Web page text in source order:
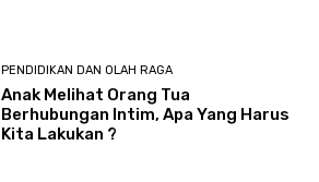
PENDIDIKAN DAN OLAH RAGA
Anak Melihat Orang Tua
Berhubungan Intim, Apa Yang Harus
Kita Lakukan ?